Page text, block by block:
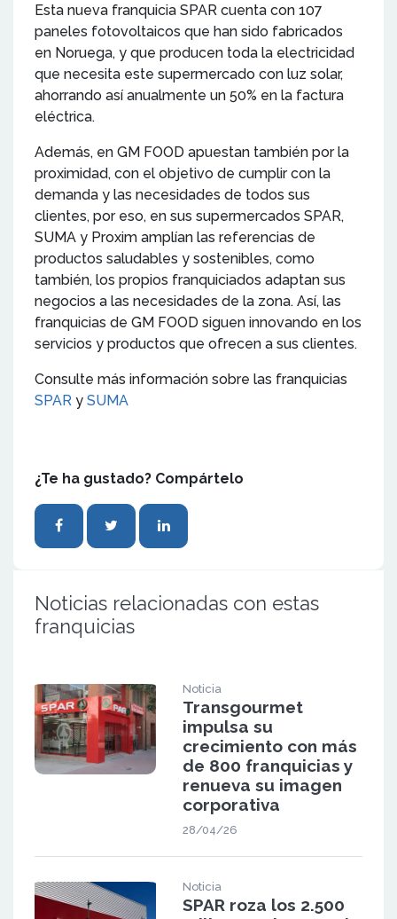
Esta nueva franquicia SPAR cuenta con 107
paneles fotovoltaicos que han sido fabricados
en Noruega, y que producen toda la electricidad
que necesita este supermercado con luz solar,
ahorrando así anualmente un 50% en la factura
eléctrica.
Además, en GM FOOD apuestan también por la
proximidad, con el objetivo de cumplir con la
demanda y las necesidades de todos sus
clientes, por eso, en sus supermercados SPAR,
SUMA y Proxim amplían las referencias de
productos saludables y sostenibles, como
también, los propios franquiciados adaptan sus
negocios a las necesidades de la zona. Así, las
franquicias de GM FOOD siguen innovando en los
servicios y productos que ofrecen a sus clientes.
Consulte más información sobre las franquicias
SPAR y SUMA
¿Te ha gustado? Compártelo
Noticias relacionadas con estas
franquicias
Noticia
Transgourmet
impulsa su
crecimiento con más
de 800 franquicias y
renueva su imagen
corporativa
28/04/26
Noticia
SPAR roza los 2.500